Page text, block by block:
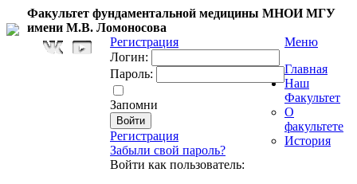
Факультет фундаментальной медицины МНОИ МГУ
имени М.В. Ломоносова
Регистрация
Логин:
Пароль:
Запомни
Регистрация
Забыли свой пароль?
Войти как пользователь:
Меню
Главная
Наш
Факультет
О
факультете
История